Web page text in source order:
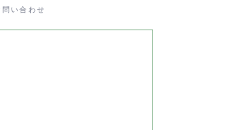
問い合わせ